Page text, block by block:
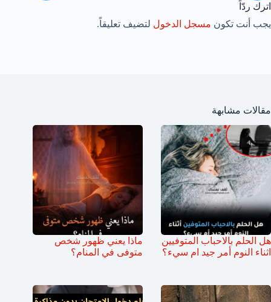
اترك ردّاً
يجب أنت تكون مسجل الدخول لتضيف تعليقاً.
مقالات مشابهة
هل الحلم بالاحباب المتوفيين
اثناء النوم أمر جيد ام سيء؟
ماذا يعني ظهور شخص
متوفى في المنام؟